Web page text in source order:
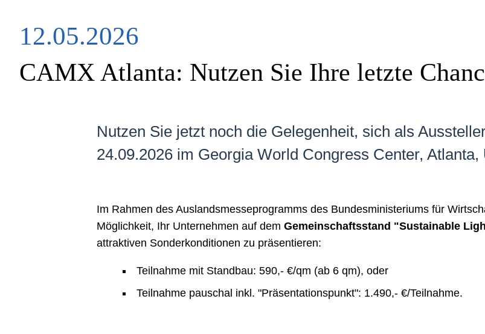
12.05.2026
CAMX Atlanta: Nutzen Sie Ihre letzte
Nutzen Sie jetzt noch die Gelegenheit, sich als
24.09.2026 im Georgia World Congress Center,
Im Rahmen des Auslandsmesseprogramms des Bundesministeriums für
Möglichkeit, Ihr Unternehmen auf dem Gemeinschaftsstand "Sustainable
attraktiven Sonderkonditionen zu präsentieren:
Teilnahme mit Standbau: 590,- €/qm (ab 6 qm), oder
Teilnahme pauschal inkl. "Präsentationspunkt": 1.490,- €/Teilnahme.